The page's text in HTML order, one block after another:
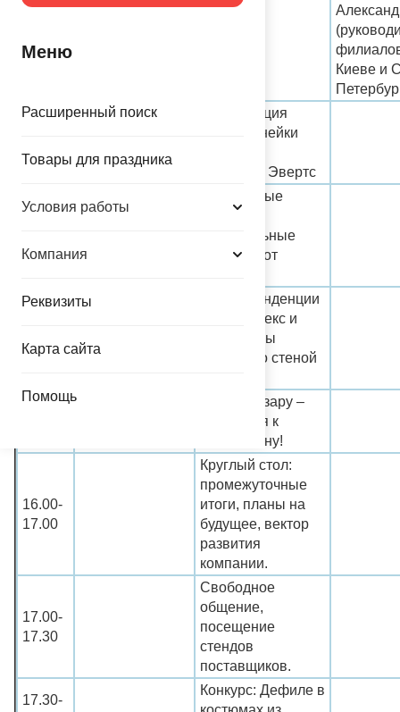
Меню
Расширенный поиск
Товары для праздника
Условия работы
Компания
Реквизиты
Карта сайта
Помощь
Киеве и
15.00-
Презентация
новой линейки
компании Эвертс
15.35
Интересные
оригинальные
решения от
15.45
Новые тенденции
от Квалатекс и
программы
работы со стеной
Грим Сназару –
готовимся к
Хэллоувину!
16.00-
17.00
Круглый стол:
промежуточные
итоги, планы на
будущее, вектор
развития
компании.
17.00-
17.30
Свободное
общение,
посещение
стендов
поставщиков.
17.30-
Конкурс: Дефиле в